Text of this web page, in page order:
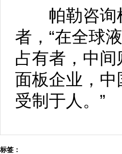
帕勒咨询机
者，“在全球
占有者，中
面板企业，
受制于人。”
标签：